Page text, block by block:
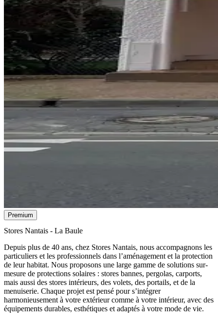
Premium
Stores Nantais - La Baule
Depuis plus de 40 ans, chez Stores Nantais, nous accompagnons les
particuliers et les professionnels dans l’aménagement et la protection
de leur habitat. Nous proposons une large gamme de solutions sur-
mesure de protections solaires : stores bannes, pergolas, carports,
mais aussi des stores intérieurs, des volets, des portails, et de la
menuiserie. Chaque projet est pensé pour s’intégrer
harmonieusement à votre extérieur comme à votre intérieur, avec des
équipements durables, esthétiques et adaptés à votre mode de vie.